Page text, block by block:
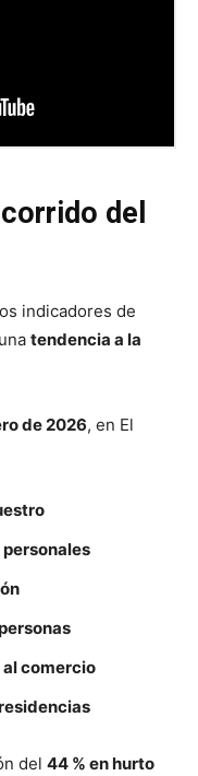
del
indicadores de
tendencia a la
de 2026, en El
personales
al comercio
del 44 % en hurto